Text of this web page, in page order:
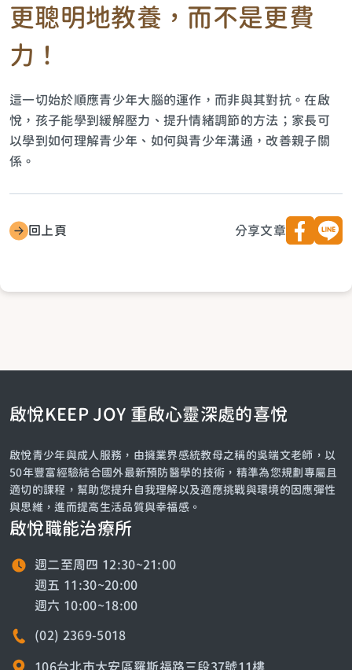
更聰明地教養，而不是更費
力！
這一切始於順應青少年大腦的運作，而非與其對抗。在啟
悅，孩子能學到緩解壓力、提升情緒調節的方法；家長可
以學到如何理解青少年、如何與青少年溝通，改善親子關
係。
回上頁 分享文章
啟悅KEEP JOY 重啟心靈深處的喜悅
啟悅青少年與成人服務，由擁業界感統教母之稱的吳端文老師，以
50年豐富經驗結合國外最新預防醫學的技術，精準為您規劃專屬且
適切的課程，幫助您提升自我理解以及適應挑戰與環境的因應彈性
與思維，進而提高生活品質與幸福感。
啟悅職能治療所
週二至周四 12:30~21:00
週五 11:30~20:00
週六 10:00~18:00
(02) 2369-5018
106台北市大安區羅斯福路三段37號11樓